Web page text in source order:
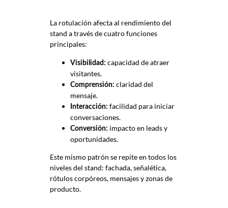
La rotulación afecta al rendimiento del
stand a través de cuatro funciones
principales:
Visibilidad: capacidad de atraer
visitantes.
Comprensión: claridad del
mensaje.
Interacción: facilidad para iniciar
conversaciones.
Conversión: impacto en leads y
oportunidades.
Este mismo patrón se repite en todos los
niveles del stand: fachada, señalética,
rótulos corpóreos, mensajes y zonas de
producto.